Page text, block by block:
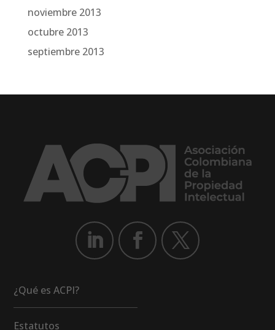
noviembre 2013
octubre 2013
septiembre 2013
¿Qué es ACPI?
Estatutos